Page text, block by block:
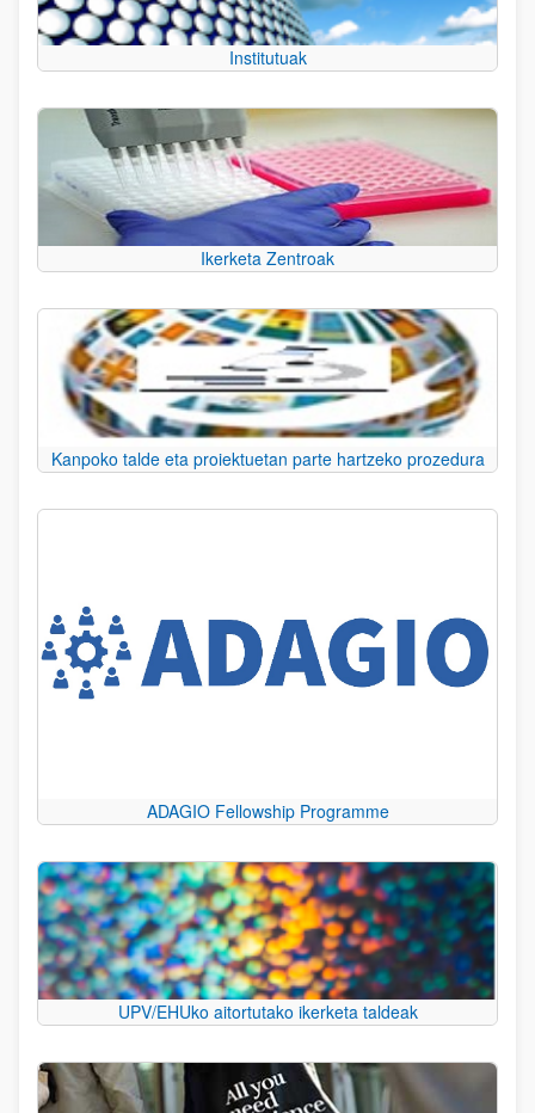
Institutuak
Ikerketa Zentroak
Kanpoko talde eta proiektuetan parte hartzeko prozedura
ADAGIO Fellowship Programme
UPV/EHUko aitortutako ikerketa taldeak